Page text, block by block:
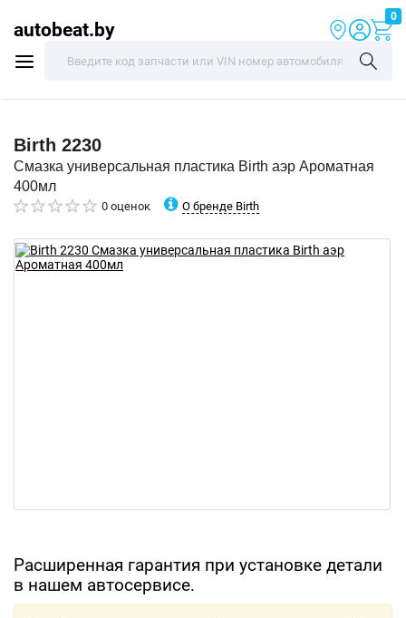
autobeat.by
0
Birth 2230
Смазка универсальная пластика Birth аэр Ароматная
400мл
0 оценок О бренде Birth
Расширенная гарантия при установке детали
в нашем автосервисе.